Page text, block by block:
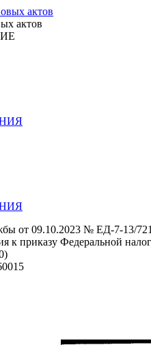
актов
от 09.10.2023 № ЕД-7-13/
к приказу Федеральной